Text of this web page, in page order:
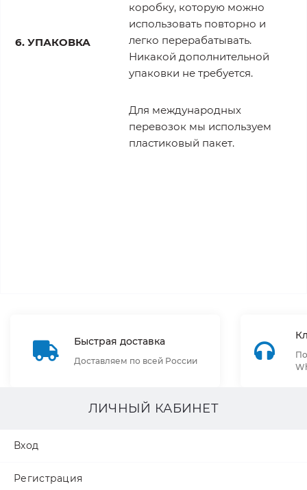
6. УПАКОВКА
коробку, которую можно
использовать повторно и
легко перерабатывать.
Никакой дополнительной
упаковки не требуется.
Для международных
перевозок мы используем
пластиковый пакет.
Быстрая доставка
Доставляем по всей России
ЛИЧНЫЙ КАБИНЕТ
Вход
Регистрация